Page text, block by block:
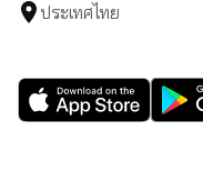
ประเทศไทย